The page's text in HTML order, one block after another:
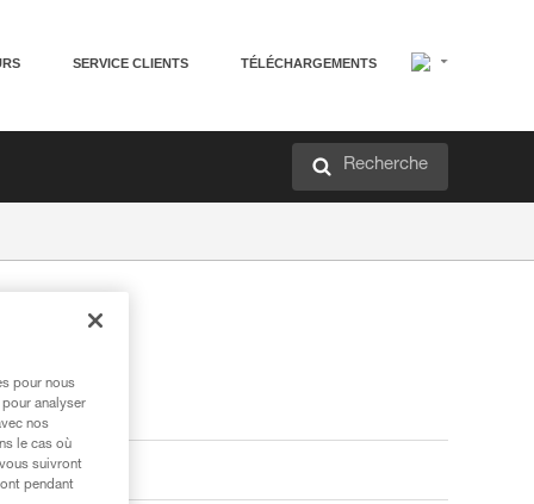
SERVICE CLIENTS TÉLÉCHARGEMENTS
Recherche
pour nous
analyser
nos
le cas où
suivront
pendant